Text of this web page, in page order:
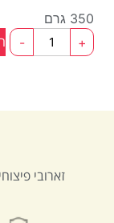
350 גרם
-
+
זארובי